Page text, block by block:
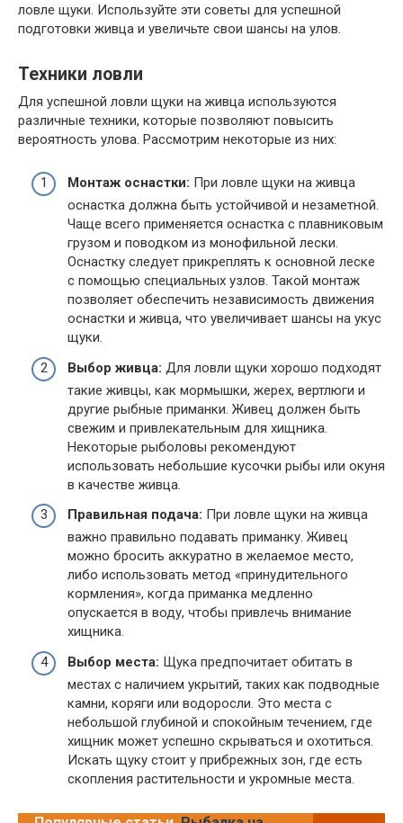
ловле щуки. Используйте эти советы для успешной
подготовки живца и увеличьте свои шансы на улов.
Техники ловли
Для успешной ловли щуки на живца используются
различные техники, которые позволяют повысить
вероятность улова. Рассмотрим некоторые из них:
Монтаж оснастки: При ловле щуки на живца
оснастка должна быть устойчивой и незаметной.
Чаще всего применяется оснастка с плавниковым
грузом и поводком из монофильной лески.
Оснастку следует прикреплять к основной леске
с помощью специальных узлов. Такой монтаж
позволяет обеспечить независимость движения
оснастки и живца, что увеличивает шансы на укус
щуки.
Выбор живца: Для ловли щуки хорошо подходят
такие живцы, как мормышки, жерех, вертлюги и
другие рыбные приманки. Живец должен быть
свежим и привлекательным для хищника.
Некоторые рыболовы рекомендуют
использовать небольшие кусочки рыбы или окуня
в качестве живца.
Правильная подача: При ловле щуки на живца
важно правильно подавать приманку. Живец
можно бросить аккуратно в желаемое место,
либо использовать метод «принудительного
кормления», когда приманка медленно
опускается в воду, чтобы привлечь внимание
хищника.
Выбор места: Щука предпочитает обитать в
местах с наличием укрытий, таких как подводные
камни, коряги или водоросли. Это места с
небольшой глубиной и спокойным течением, где
хищник может успешно скрываться и охотиться.
Искать щуку стоит у прибрежных зон, где есть
скопления растительности и укромные места.